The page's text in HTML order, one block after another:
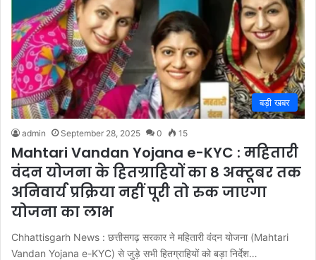
बड़ी खबर
admin September 28, 2025 0 15
Mahtari Vandan Yojana e-KYC : महितारी
वंदन योजना के हितग्राहियों का 8 अक्टूबर तक
अनिवार्य प्रक्रिया नहीं पूरी तो रुक जाएगा
योजना का लाभ
Chhattisgarh News : छत्तीसगढ़ सरकार ने महितारी वंदन योजना (Mahtari
Vandan Yojana e-KYC) से जुड़े सभी हितग्राहियों को बड़ा निर्देश…